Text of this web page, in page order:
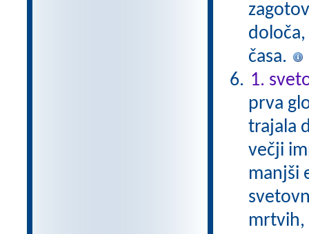
časa.
1.
prva
trajala
večji
manjši
mrtvih,